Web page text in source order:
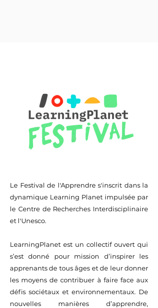
Le Festival de l'Apprendre s'inscrit dans la
dynamique Learning Planet impulsée par
le Centre de Recherches Interdisciplinaire
et l'Unesco.
LearningPlanet est un collectif ouvert qui
s’est donné pour mission d’inspirer les
apprenants de tous âges et de leur donner
les moyens de contribuer à faire face aux
défis sociétaux et environnementaux. De
nouvelles manières d’apprendre,